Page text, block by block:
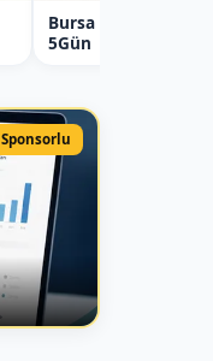
Bursa Karavan
5Gün
Sponsorlu